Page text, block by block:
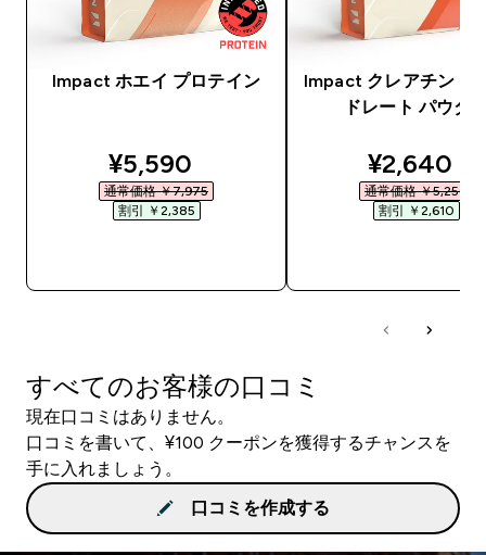
Impact ホエイ プロテイン
discounted price
¥5,590‎
通常価格 ￥7,975‎
割引 ￥2,385‎
Impact クレアチン モ
ドレート パウダ
¥2,640‎
通常価格 ￥5,250‎
割引 ￥2,610‎
すべてのお客様の口コミ
現在口コミはありません。
口コミを書いて、¥100 クーポンを獲得するチャンスを
手に入れましょう。
口コミを作成する